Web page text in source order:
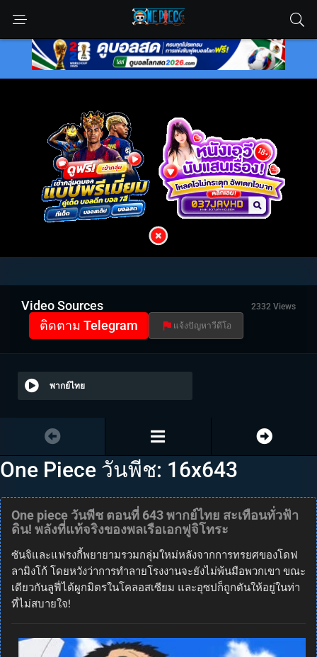
Video Sources 2332 Views
ติดตาม Telegram แจ้งปัญหาวีดีโอ
พากย์ไทย
One Piece วันพีช: 16x643
One piece วันพีช ตอนที่ 643 พากย์ไทย สะเทือนทั่วฟ้า
ดิน! พลังที่แท้จริงของพลเรือเอกฟูจิโทระ
ซันจิและแฟรงกี้พยายามรวมกลุ่มใหม่หลังจากการทรยศของโดฟ
ลามิงโก้ โดยหวังว่าการทำลายโรงงานจะยังไม่พ้นมือพวกเขา ขณะ
เดียวกันลูฟี่ได้ผูกมิตรในโคลอสเซียม และอุซปก็ถูกดันให้อยู่ในท่า
ที่ไม่สบายใจ!